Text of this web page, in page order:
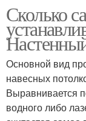
Сколько
Основной вид
навесных
Выравнивается
водного либо